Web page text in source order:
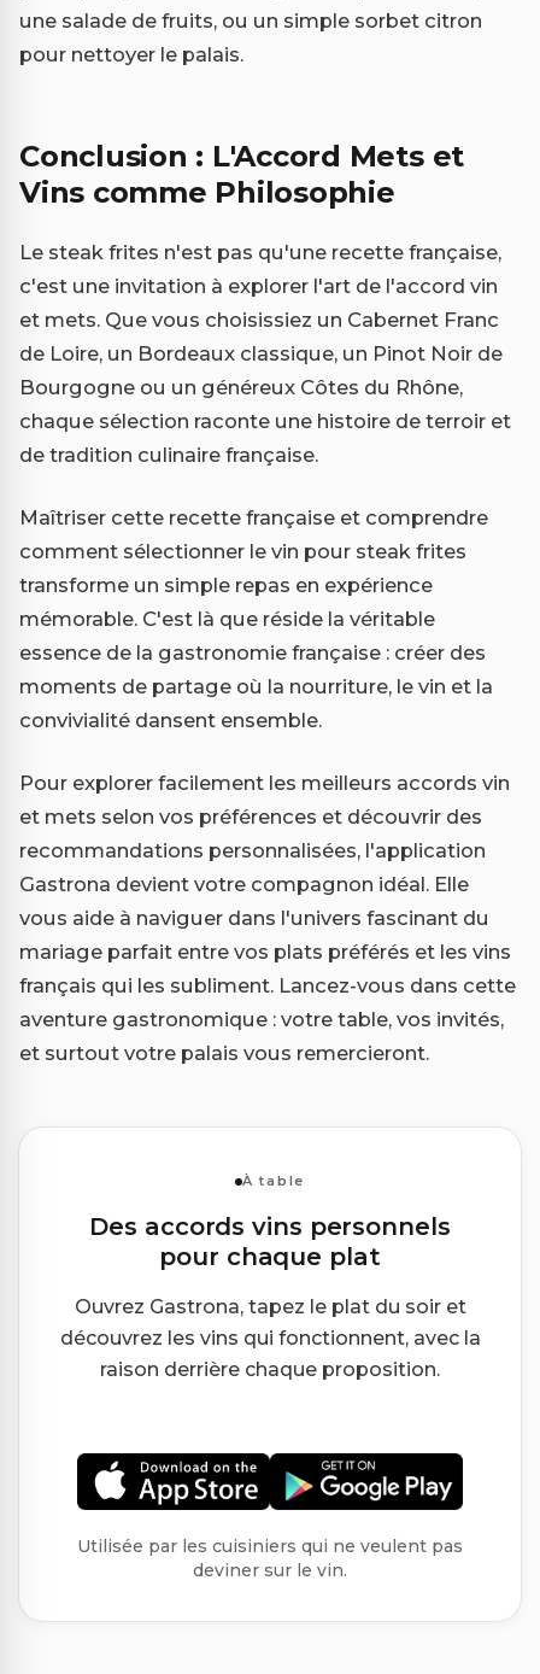
une salade de fruits, ou un simple sorbet citron
pour nettoyer le palais.
Conclusion : L'Accord Mets et
Vins comme Philosophie
Le steak frites n'est pas qu'une recette française,
c'est une invitation à explorer l'art de l'accord vin
et mets. Que vous choisissiez un Cabernet Franc
de Loire, un Bordeaux classique, un Pinot Noir de
Bourgogne ou un généreux Côtes du Rhône,
chaque sélection raconte une histoire de terroir et
de tradition culinaire française.
Maîtriser cette recette française et comprendre
comment sélectionner le vin pour steak frites
transforme un simple repas en expérience
mémorable. C'est là que réside la véritable
essence de la gastronomie française : créer des
moments de partage où la nourriture, le vin et la
convivialité dansent ensemble.
Pour explorer facilement les meilleurs accords vin
et mets selon vos préférences et découvrir des
recommandations personnalisées, l'application
Gastrona devient votre compagnon idéal. Elle
vous aide à naviguer dans l'univers fascinant du
mariage parfait entre vos plats préférés et les vins
français qui les subliment. Lancez-vous dans cette
aventure gastronomique : votre table, vos invités,
et surtout votre palais vous remercieront.
À table
Des accords vins personnels
pour chaque plat
Ouvrez Gastrona, tapez le plat du soir et
découvrez les vins qui fonctionnent, avec la
raison derrière chaque proposition.
Utilisée par les cuisiniers qui ne veulent pas
deviner sur le vin.